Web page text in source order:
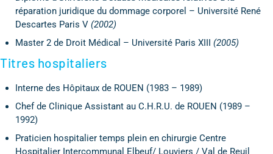
réparation juridique du dommage corporel – Université René
Descartes Paris V (2002)
Master 2 de Droit Médical – Université Paris XIII (2005)
Titres hospitaliers
Interne des Hôpitaux de ROUEN (1983 – 1989)
Chef de Clinique Assistant au C.H.R.U. de ROUEN (1989 –
1992)
Praticien hospitalier temps plein en chirurgie Centre
Hospitalier Intercommunal Elbeuf/ Louviers / Val de Reuil